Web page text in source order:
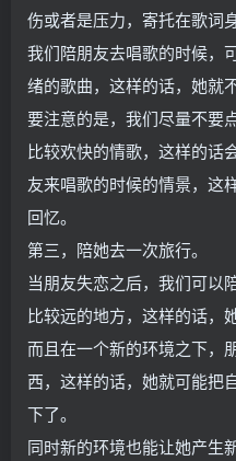
伤或者是压力，寄托在歌词
我们陪朋友去唱歌的时候，
绪的歌曲，这样的话，她就
要注意的是，我们尽量不要
比较欢快的情歌，这样的话
友来唱歌的时候的情景，这
回忆。
第三，陪她去一次旅行。
当朋友失恋之后，我们可以
比较远的地方，这样的话，
而且在一个新的环境之下，
西，这样的话，她就可能把
下了。
同时新的环境也能让她产生